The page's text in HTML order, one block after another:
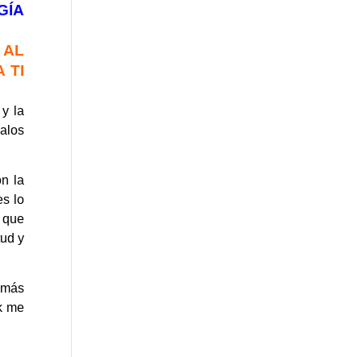
AL
TI
y la
la
lo
y
me